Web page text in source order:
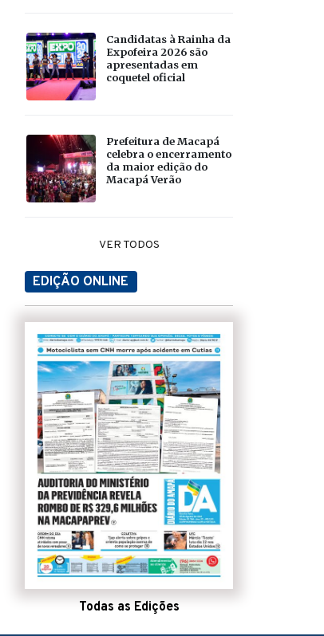
Candidatas à Rainha da
Expofeira 2026 são
apresentadas em
coquetel oficial
Prefeitura de Macapá
celebra o encerramento
da maior edição do
Macapá Verão
VER TODOS
EDIÇÃO ONLINE
Todas as Edições